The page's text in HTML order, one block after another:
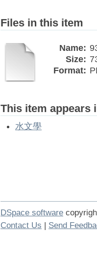
Files in this item
Name:
Size:
Format:
This item appears
水文學
DSpace software
Contact Us | Send